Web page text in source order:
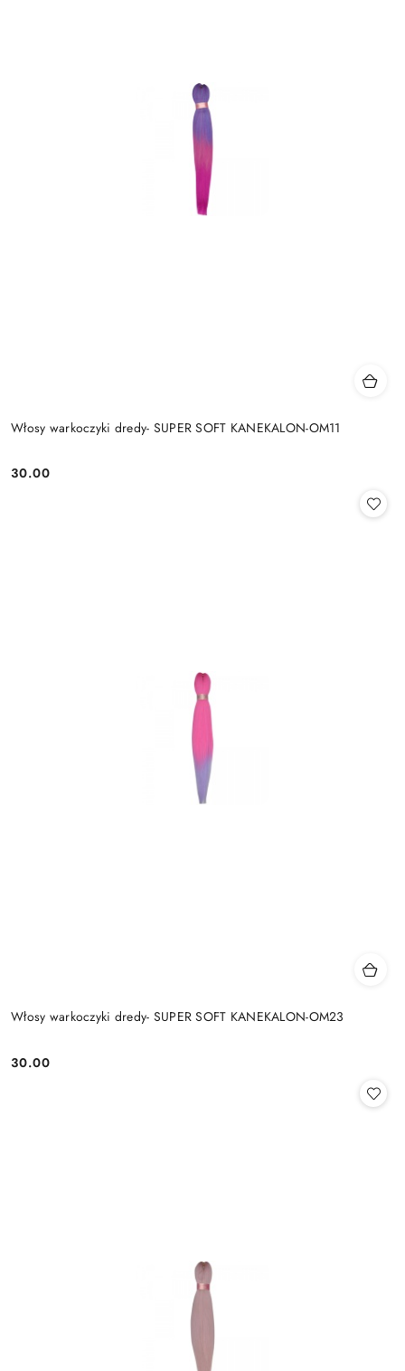
Włosy warkoczyki dredy- SUPER SOFT KANEKALON-OM11
Cena:
30.00
Włosy warkoczyki dredy- SUPER SOFT KANEKALON-OM23
Cena:
30.00